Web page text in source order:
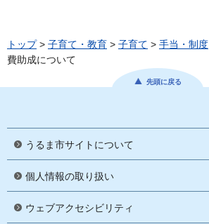
トップ> 子育て・教育 > 子育て > 手当・制度
費助成について
先頭に戻る
うるま市サイトについて
個人情報の取り扱い
ウェブアクセシビリティ